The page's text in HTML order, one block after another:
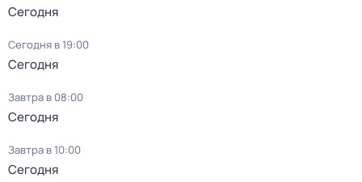
Сегодня
Сегодня в 19:00
Сегодня
Завтра в 08:00
Сегодня
Завтра в 10:00
Сегодня